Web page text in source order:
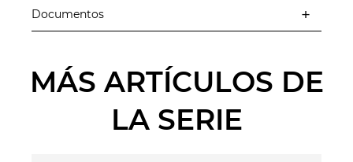
Documentos
MÁS ARTÍCULOS DE
LA SERIE